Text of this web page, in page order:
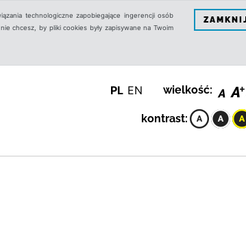
technologiczne zapobiegające ingerencji osób
chcesz, by pliki cookies były zapisywane na Twoim
PL EN wielkość:
kontrast: